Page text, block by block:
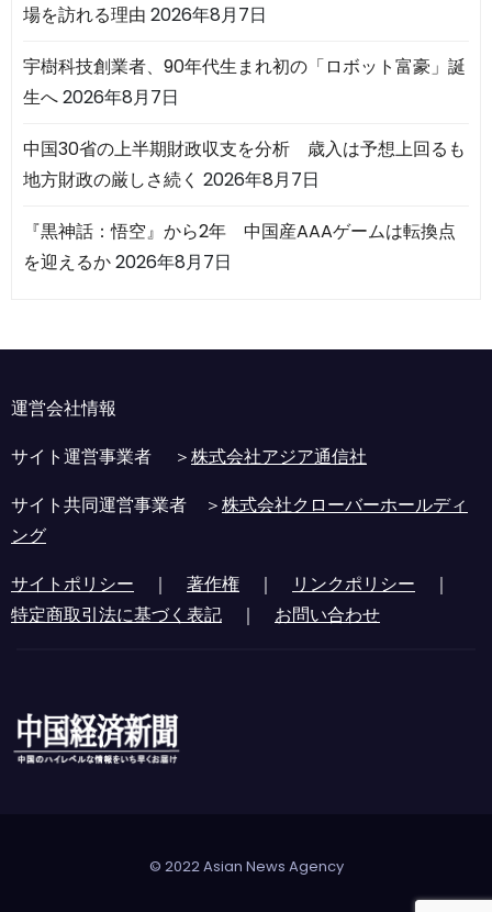
場を訪れる理由 2026年8月7日
宇樹科技創業者、90年代生まれ初の「ロボット富豪」誕
生へ2026年8月7日
中国30省の上半期財政収支を分析 歳入は予想上回るも
地方財政の厳しさ続く 2026年8月7日
『黒神話：悟空』から2年 中国産AAAゲームは転換点
を迎えるか2026年8月7日
運営会社情報
サイト運営事業者 ＞株式会社アジア通信社
サイト共同運営事業者 ＞株式会社クローバーホールディ
ング
サイトポリシー ｜ 著作権 ｜ リンクポリシー ｜
特定商取引法に基づく表記 ｜ お問い合わせ
© 2022 Asian News Agency